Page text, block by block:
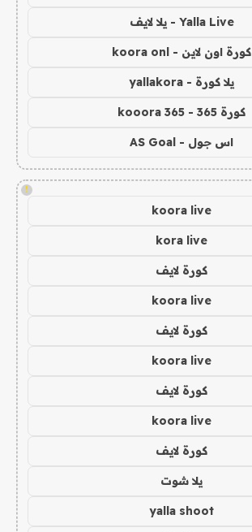
Yalla Live - يلا لايف
كورة اون لاين - koora onl
يلا كورة - yallakora
كورة 365 - kooora 365
اس جول - AS Goal
!
koora live
kora live
كورة لايف
koora live
كورة لايف
koora live
كورة لايف
koora live
كورة لايف
يلا شوت
yalla shoot